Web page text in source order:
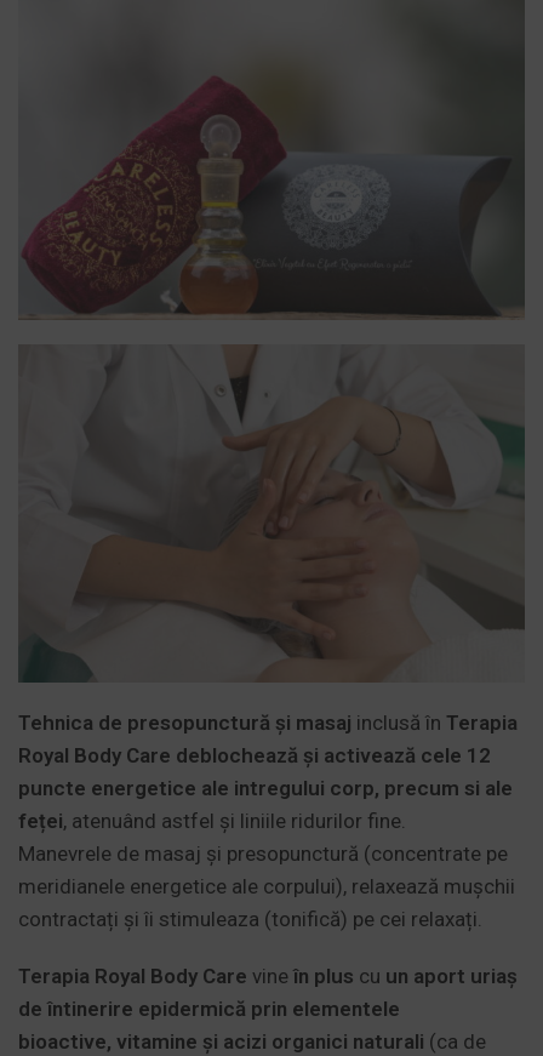
Tehnica de presopunctură și masaj inclusă în Terapia
Royal Body Care deblochează și activează cele 12
puncte energetice ale intregului corp, precum si ale
feței, atenuând astfel și liniile ridurilor fine.
Manevrele de masaj și presopunctură (concentrate pe
meridianele energetice ale corpului), relaxează mușchii
contractați și îi stimuleaza (tonifică) pe cei relaxați.
Terapia Royal Body Care vine în plus cu un aport uriaș
de întinerire epidermică prin elementele
bioactive, vitamine și acizi organici naturali (ca de